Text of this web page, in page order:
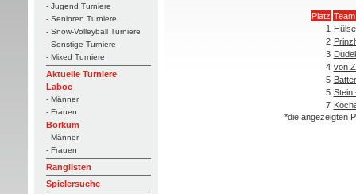
- Jugend Turniere
- Senioren Turniere
- Snow-Volleyball Turniere
- Sonstige Turniere
- Mixed Turniere
Aktuelle Turniere
Laboe
- Männer
- Frauen
Borkum
- Männer
- Frauen
Ranglisten
Spielersuche
Platz Team
1
2
3
4 von
5
5 Stein
7
*die angezeigten